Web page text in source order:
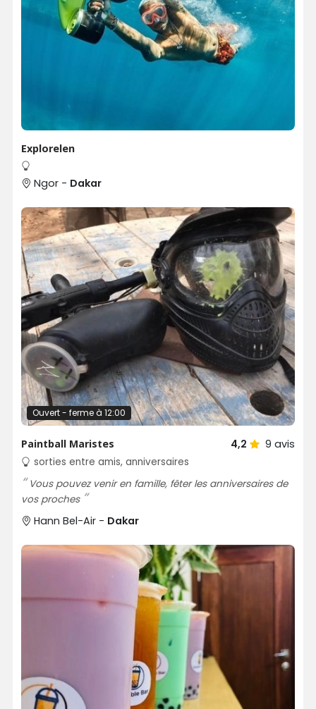
Explorelen
Ngor - Dakar
Ouvert - ferme à 12:00
Paintball Maristes 4,2 9 avis
sorties entre amis, anniversaires
Vous pouvez venir en famille, fêter les anniversaires de
vos proches
Hann Bel-Air - Dakar